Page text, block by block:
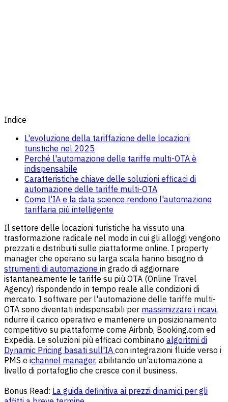
Indice
L'evoluzione della tariffazione delle locazioni
turistiche nel 2025
Perché l'automazione delle tariffe multi-OTA è
indispensabile
Caratteristiche chiave delle soluzioni efficaci di
automazione delle tariffe multi-OTA
Come l'IA e la data science rendono l'automazione
tariffaria più intelligente
Il settore delle locazioni turistiche ha vissuto una
trasformazione radicale nel modo in cui gli alloggi vengono
prezzati e distribuiti sulle piattaforme online. I property
manager che operano su larga scala hanno bisogno di
strumenti di automazione in grado di aggiornare
istantaneamente le tariffe su più OTA (Online Travel
Agency) rispondendo in tempo reale alle condizioni di
mercato. I software per l'automazione delle tariffe multi-
OTA sono diventati indispensabili per massimizzare i ricavi,
ridurre il carico operativo e mantenere un posizionamento
competitivo su piattaforme come Airbnb, Booking.com ed
Expedia. Le soluzioni più efficaci combinano algoritmi di
Dynamic Pricing basati sull'IA con integrazioni fluide verso i
PMS e ichannel manager, abilitando un'automazione a
livello di portafoglio che cresce con il business.
Bonus Read: La guida definitiva ai prezzi dinamici per gli